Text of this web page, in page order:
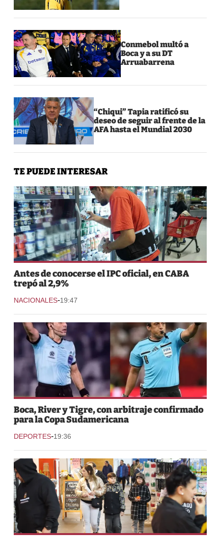
Conmebol multó a
Boca y a su DT
Arruabarrena
“Chiqui” Tapia ratificó su
deseo de seguir al frente de la
AFA hasta el Mundial 2030
TE PUEDE INTERESAR
Antes de conocerse el IPC oficial, en CABA
trepó al 2,9%
NACIONALES-19:47
Boca, River y Tigre, con arbitraje confirmado
para la Copa Sudamericana
DEPORTES-19:36